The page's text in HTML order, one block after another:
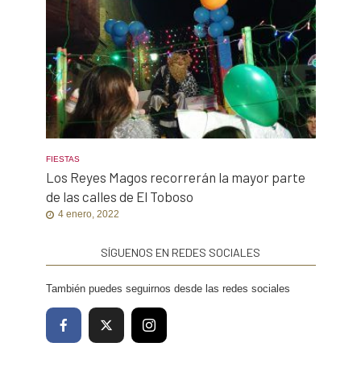
FIESTAS
Los Reyes Magos recorrerán la mayor parte
de las calles de El Toboso
4 enero, 2022
SÍGUENOS EN REDES SOCIALES
También puedes seguirnos desde las redes sociales